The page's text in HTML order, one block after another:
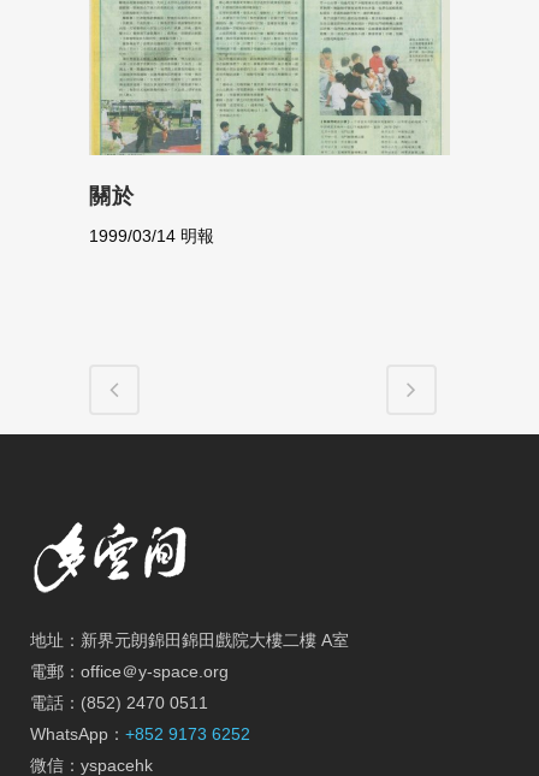
關於
1999/03/14 明報
地址：新界元朗錦田錦田戲院大樓二樓 A室
電郵：office＠y-space.org
電話：(852) 2470 0511
WhatsApp： +852 9173 6252
微信：yspacehk